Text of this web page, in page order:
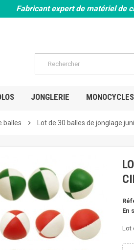
Fabricant expert de matériel de
JONGLERIE MONOCYCLES
balles chevron_right Lot de 30 balles de jonglage
En
Lot